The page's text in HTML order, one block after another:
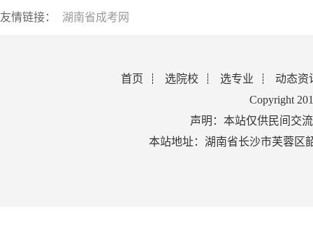
友情链接： 湖南省成考网
首页 选院校 选专业
动态资
Copyright
声明：本站仅供民间交
本站地址：湖南省长沙市芙蓉区